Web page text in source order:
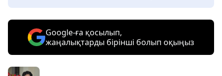
Google-ға қосылып,
жаңалықтарды бірінші болып оқыңыз